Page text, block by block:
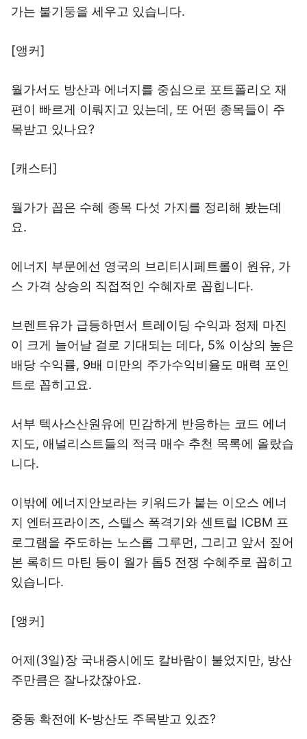
가는 불기둥을 세우고 있습니다.
[앵커]
월가서도 방산과 에너지를 중심으로 포트폴리오 재
편이 빠르게 이뤄지고 있는데, 또 어떤 종목들이 주
목받고 있나요?
[캐스터]
월가가 꼽은 수혜 종목 다섯 가지를 정리해 봤는데
요.
에너지 부문에선 영국의 브리티시페트롤이 원유, 가
스 가격 상승의 직접적인 수혜자로 꼽힙니다.
브렌트유가 급등하면서 트레이딩 수익과 정제 마진
이 크게 늘어날 걸로 기대되는 데다, 5% 이상의 높은
배당 수익률, 9배 미만의 주가수익비율도 매력 포인
트로 꼽히고요.
서부 텍사스산원유에 민감하게 반응하는 코드 에너
지도, 애널리스트들의 적극 매수 추천 목록에 올랐습
니다.
이밖에 에너지안보라는 키워드가 붙는 이오스 에너
지 엔터프라이즈, 스텔스 폭격기와 센트럴 ICBM 프
로그램을 주도하는 노스롭 그루먼, 그리고 앞서 짚어
본 록히드 마틴 등이 월가 톱5 전쟁 수혜주로 꼽히고
있습니다.
[앵커]
어제(3일)장 국내증시에도 칼바람이 불었지만, 방산
주만큼은 잘나갔잖아요.
중동 확전에 K-방산도 주목받고 있죠?